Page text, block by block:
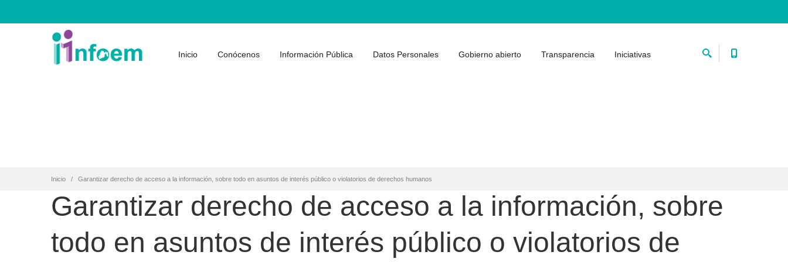
Inicio Conócenos Información Pública Datos Personales Gobierno abierto Transparencia Iniciativas
Inicio Garantizar derecho de acceso a la información, sobre todo en asuntos de interés público o violatorios de derechos humanos
Garantizar derecho de acceso a la información, sobre
todo en asuntos de interés público o violatorios de